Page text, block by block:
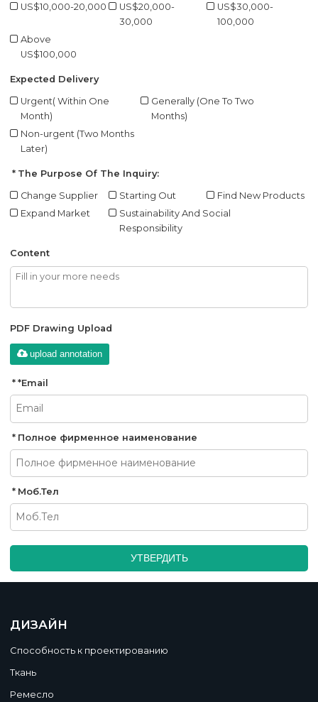
US$10,000-20,000
US$20,000-
30,000
US$30,000-
100,000
Above
US$100,000
Expected Delivery
Urgent( Within One
Month)
Generally (One To Two
Months)
Non-urgent (Two Months
Later)
The Purpose Of The Inquiry:
Change Supplier Starting Out
Find New Products
Expand Market
Sustainability And Social
Responsibility
Content
PDF Drawing Upload
upload annotation
*Email
Полное фирменное наименование
Моб.Тел
УТВЕРДИТЬ
ДИЗАЙН
Способность к проектированию
Ткань
Ремесло